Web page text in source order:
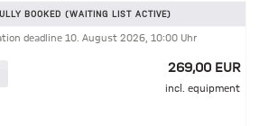
BOOKED (WAITING LIST ACTIVE)
deadline 10. August 2026, 10:00 Uhr
269,00 EUR
incl. equipment